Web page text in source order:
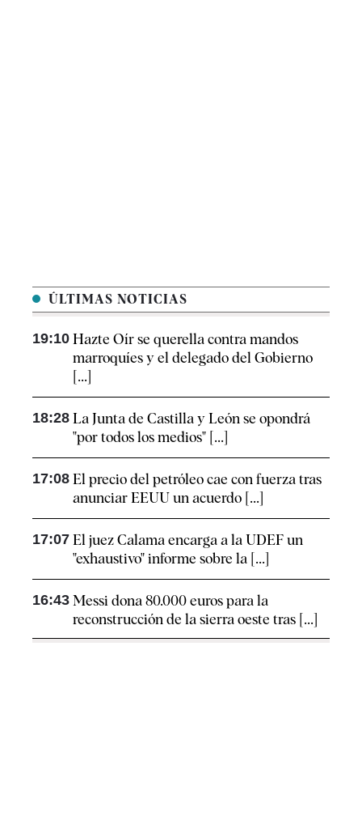
ÚLTIMAS NOTICIAS
19:10 Hazte Oír se querella contra mandos
marroquíes y el delegado del Gobierno
[...]
18:28 La Junta de Castilla y León se opondrá
"por todos los medios" [...]
17:08 El precio del petróleo cae con fuerza tras
anunciar EEUU un acuerdo [...]
17:07 El juez Calama encarga a la UDEF un
"exhaustivo" informe sobre la [...]
16:43 Messi dona 80.000 euros para la
reconstrucción de la sierra oeste tras [...]